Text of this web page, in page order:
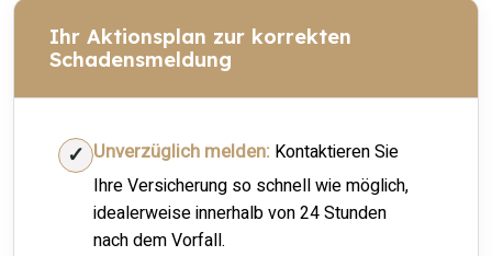
Ihr Aktionsplan zur korrekten
Schadensmeldung
Unverzüglich melden: Kontaktieren Sie
Ihre Versicherung so schnell wie möglich,
idealerweise innerhalb von 24 Stunden
nach dem Vorfall.